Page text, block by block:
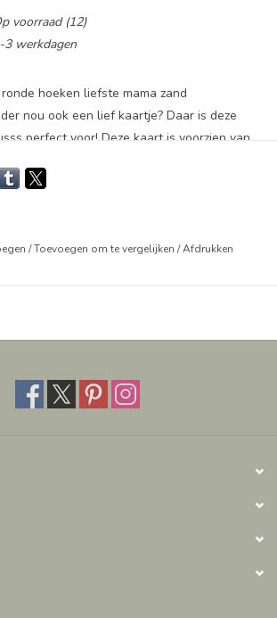
voorraad(12)
3 werkdagen
hoeken liefste mama zand
nou ook een lief kaartje? Daar is deze
perfect voor! Deze kaart is voorzien van
er een lieve boodschap op en geef 'm aan
/Toevoegen om te vergelijken /Afdrukken